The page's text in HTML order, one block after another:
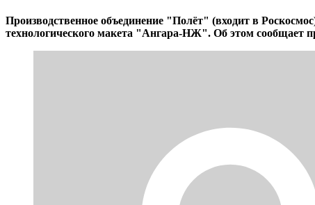
Производственное объединение "Полёт" (входит в
технологического макета "Ангара-НЖ". Об этом сообщает